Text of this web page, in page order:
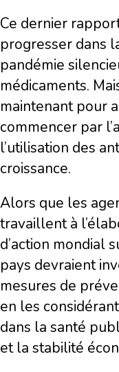
Ce dernier
progresser dans
pandémie
médicaments.
maintenant pour
commencer par
l’utilisation des
croissance.
Alors que les
travaillent à
d’action mondial
pays devraient
mesures de
en les
dans la santé
et la stabilité